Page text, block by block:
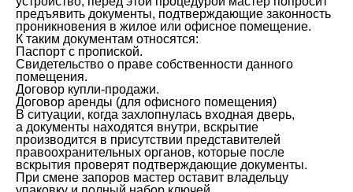
предъявить документы, подтверждающие законность
проникновения в жилое или офисное помещение.
К таким документам относятся:
Паспорт с пропиской.
Свидетельство о праве собственности данного
помещения.
Договор купли-продажи.
Договор аренды (для офисного помещения)
В ситуации, когда захлопнулась входная дверь,
а документы находятся внутри, вскрытие
производится в присутствии представителей
правоохранительных органов, которые после
вскрытия проверят подтверждающие документы.
При смене запоров мастер оставит владельцу